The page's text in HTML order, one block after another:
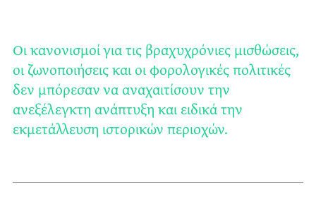
Οι κανονισμοί για τις βραχυχρόνιες μισθώσεις,
οι ζωνοποιήσεις και οι φορολογικές πολιτικές
δεν μπόρεσαν να αναχαιτίσουν την
ανεξέλεγκτη ανάπτυξη και ειδικά την
εκμετάλλευση ιστορικών περιοχών.